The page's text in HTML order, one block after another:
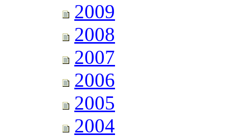
2009
2008
2007
2006
2005
2004